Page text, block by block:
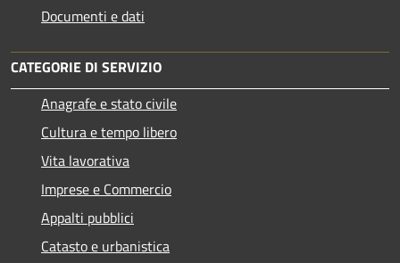
Documenti e dati
CATEGORIE DI SERVIZIO
Anagrafe e stato civile
Cultura e tempo libero
Vita lavorativa
Imprese e Commercio
Appalti pubblici
Catasto e urbanistica